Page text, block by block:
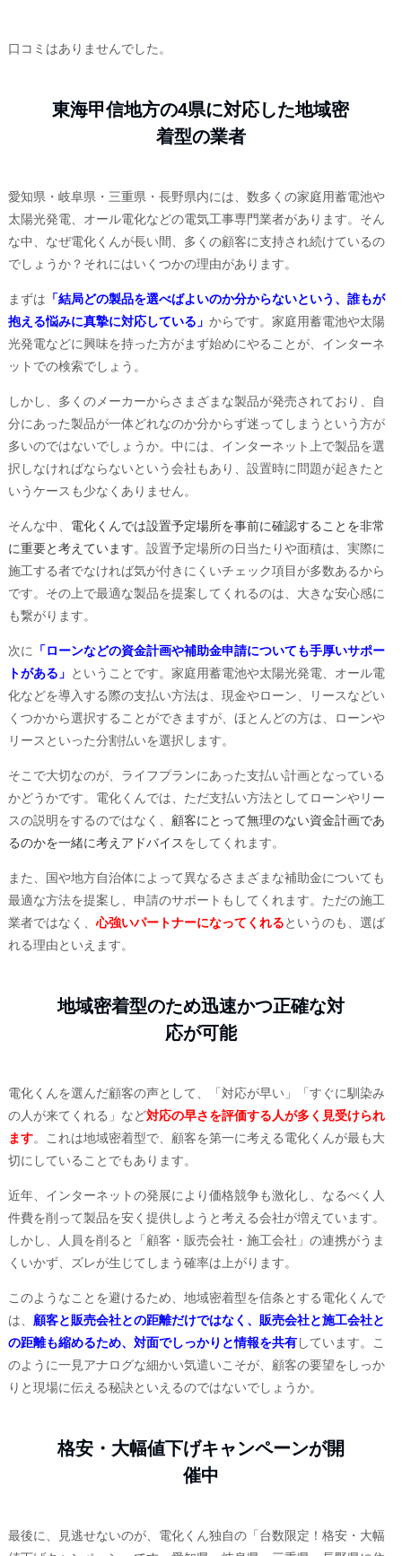
口コミはありませんでした。
東海甲信地方の4県に対応した地域密
着型の業者
愛知県・岐阜県・三重県・長野県内には、数多くの家庭用蓄電池や
太陽光発電、オール電化などの電気工事専門業者があります。そん
な中、なぜ電化くんが長い間、多くの顧客に支持され続けているの
でしょうか？それにはいくつかの理由があります。
まずは 「結局どの製品を選べばよいのか分からないという、誰もが
抱える悩みに真摯に対応している」 からです。家庭用蓄電池や太陽
光発電などに興味を持った方がまず始めにやることが、インターネ
ットでの検索でしょう。
しかし、多くのメーカーからさまざまな製品が発売されており、自
分にあった製品が一体どれなのか分からず迷ってしまうという方が
多いのではないでしょうか。中には、インターネット上で製品を選
択しなければならないという会社もあり、設置時に問題が起きたと
いうケースも少なくありません。
そんな中、 電化くんでは設置予定場所を事前に確認することを非常
に重要と考えています。設置予定場所の日当たりや面積は、実際に
施工する者でなければ気が付きにくいチェック項目が多数あるから
です。その上で最適な製品を提案してくれるのは、大きな安心感に
も繋がります。
次に 「ローンなどの資金計画や補助金申請についても手厚いサポー
トがある」 ということです。家庭用蓄電池や太陽光発電、オール電
化などを導入する際の支払い方法は、現金やローン、リースなどい
くつかから選択することができますが、ほとんどの方は、ローンや
リースといった分割払いを選択します。
そこで大切なのが、ライフプランにあった支払い計画となっている
かどうかです。電化くんでは、ただ支払い方法としてローンやリー
スの説明をするのではなく、 顧客にとって無理のない資金計画であ
るのかを一緒に考えアドバイスをしてくれます。
また、国や地方自治体によって異なるさまざまな補助金についても
最適な方法を提案し、申請のサポートもしてくれます。ただの施工
業者ではなく、 心強いパートナーになってくれるというのも、選ば
れる理由といえます。
地域密着型のため迅速かつ正確な対
応が可能
電化くんを選んだ顧客の声として、「対応が早い」「すぐに馴染み
の人が来てくれる」など対応の早さを評価する人が多く見受けられ
ます。これは地域密着型で、顧客を第一に考える電化くんが最も大
切にしていることでもあります。
近年、インターネットの発展により価格競争も激化し、なるべく人
件費を削って製品を安く提供しようと考える会社が増えています。
しかし、人員を削ると「顧客・販売会社・施工会社」の連携がうま
くいかず、ズレが生じてしまう確率は上がります。
このようなことを避けるため、地域密着型を信条とする電化くんで
は、 顧客と販売会社との距離だけではなく、販売会社と施工会社と
の距離も縮めるため、対面でしっかりと情報を共有しています。こ
のように一見アナログな細かい気遣いこそが、顧客の要望をしっか
りと現場に伝える秘訣といえるのではないでしょうか。
格安・大幅値下げキャンペーンが開
催中
最後に、見逃せないのが、電化くん独自の「台数限定！格安・大幅